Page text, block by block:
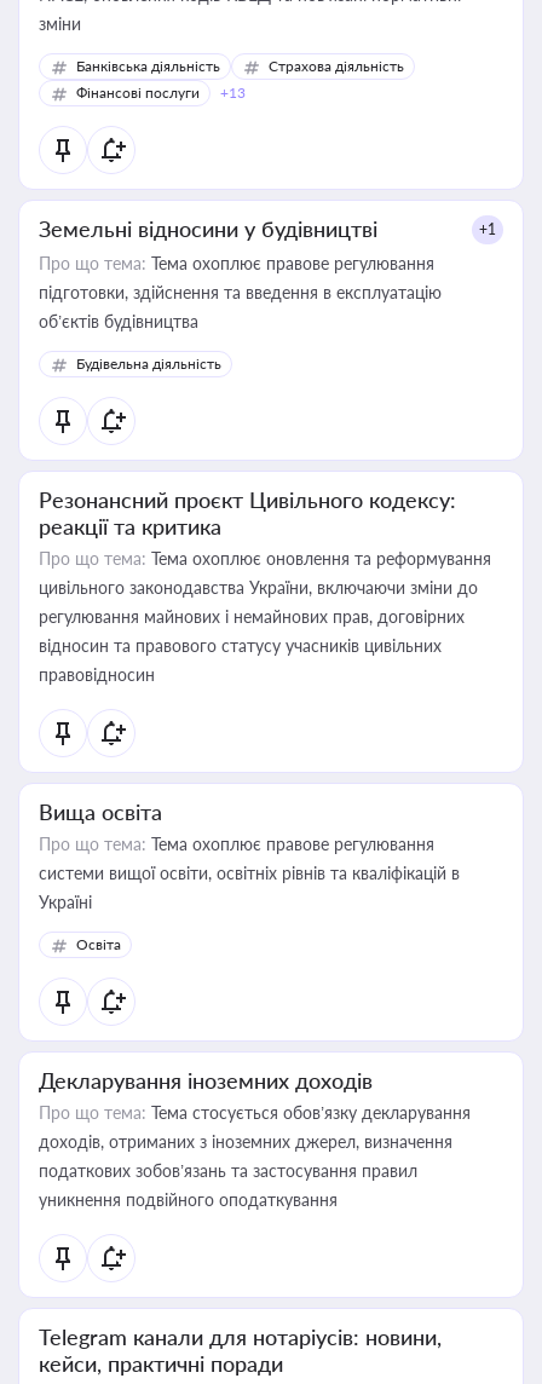
зміни
Банківська діяльність
Страхова діяльність
Фінансові послуги
+13
Земельні відносини у будівництві +1
Про що тема: Тема охоплює правове регулювання
підготовки, здійснення та введення в експлуатацію
об’єктів будівництва
Будівельна діяльність
Резонансний проєкт Цивільного кодексу:
реакції та критика
Про що тема: Тема охоплює оновлення та реформування
цивільного законодавства України, включаючи зміни до
регулювання майнових і немайнових прав, договірних
відносин та правового статусу учасників цивільних
правовідносин
Вища освіта
Про що тема: Тема охоплює правове регулювання
системи вищої освіти, освітніх рівнів та кваліфікацій в
Україні
Освіта
Декларування іноземних доходів
Про що тема: Тема стосується обов’язку декларування
доходів, отриманих з іноземних джерел, визначення
податкових зобов’язань та застосування правил
уникнення подвійного оподаткування
Telegram канали для нотаріусів: новини,
кейси, практичні поради